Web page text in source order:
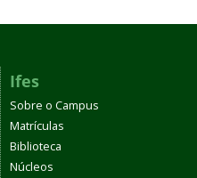
Ifes
Sobre o Campus
Matrículas
Biblioteca
Núcleos